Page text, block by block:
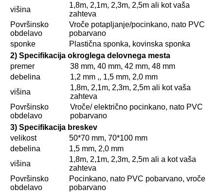
višina
1,8m, 2,1m, 2,3m, 2,5m ali kot vaša
zahteva
Površinsko
obdelavo
Vroče potapljanje/pocinkano, nato PVC
pobarvano
sponke
Plastična sponka, kovinska sponka
2) Specifikacija okroglega delovnega mesta
premer
38 mm, 40 mm, 42 mm, 48 mm
debelina
1,2 mm ,, 1,5 mm, 2,0 mm
višina
1,8m, 2,1m, 2,3m, 2,5m ali kot vaša
zahteva
Površinsko
obdelavo
Vroče/ električno pocinkano, nato PVC
pobarvano
3) Specifikacija breskev
velikost
50*70 mm, 70*100 mm
debelina
1,5 mm, 2,0 mm
višina
1,8m, 2,1m, 2,3m, 2,5m ali a kot vaša
zahteva
Površinsko
obdelavo
Pocinkano, nato PVC pobarvano, vroče
pobarvano